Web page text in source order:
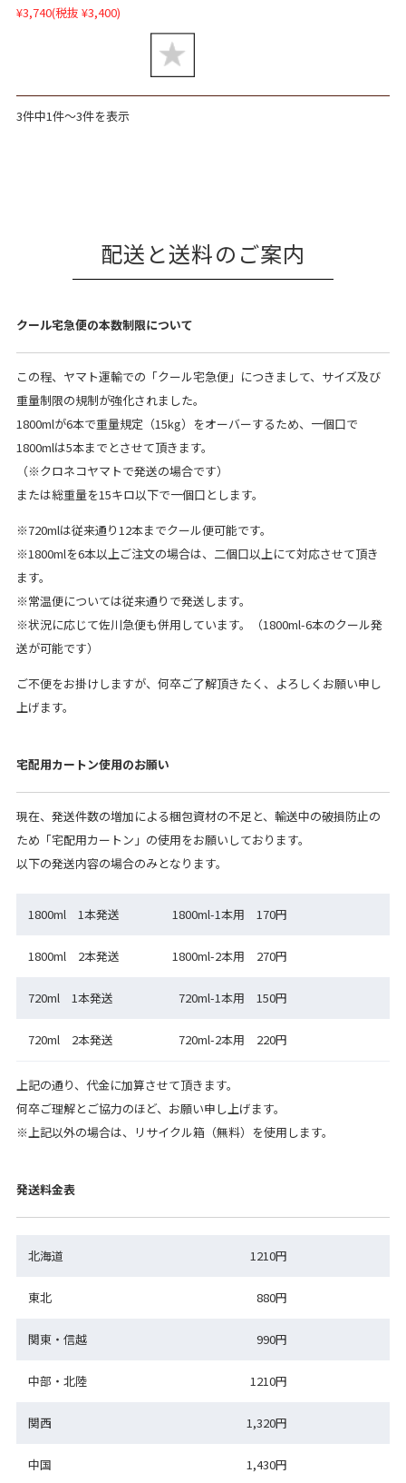
¥3,740(税抜 ¥3,400)
3件中1件～3件を表示
配送と送料のご案内
クール宅急便の本数制限について
この程、ヤマト運輸での「クール宅急便」につきまして、サイズ及び
重量制限の規制が強化されました。
1800mlが6本で重量規定（15kg）をオーバーするため、一個口で
1800mlは5本までとさせて頂きます。
（※クロネコヤマトで発送の場合です）
または総重量を15キロ以下で一個口とします。
※720mlは従来通り12本までクール便可能です。
※1800mlを6本以上ご注文の場合は、二個口以上にて対応させて頂き
ます。
※常温便については従来通りで発送します。
※状況に応じて佐川急便も併用しています。（1800ml-6本のクール発
送が可能です）
ご不便をお掛けしますが、何卒ご了解頂きたく、よろしくお願い申し
上げます。
宅配用カートン使用のお願い
現在、発送件数の増加による梱包資材の不足と、輸送中の破損防止の
ため「宅配用カートン」の使用をお願いしております。
以下の発送内容の場合のみとなります。
1800ml 1本発送 1800ml-1本用 170円
1800ml 2本発送 1800ml-2本用 270円
720ml 1本発送 720ml-1本用 150円
720ml 2本発送 720ml-2本用 220円
上記の通り、代金に加算させて頂きます。
何卒ご理解とご協力のほど、お願い申し上げます。
※上記以外の場合は、リサイクル箱（無料）を使用します。
発送料金表
北海道 1210円
東北 880円
関東・信越 990円
中部・北陸 1210円
関西 1,320円
中国 1,430円